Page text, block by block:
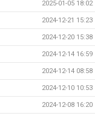
2025-01-05 18:02
2024-12-21 15:23
2024-12-20 15:38
2024-12-14 16:59
2024-12-14 08:58
2024-12-10 10:53
2024-12-08 16:20